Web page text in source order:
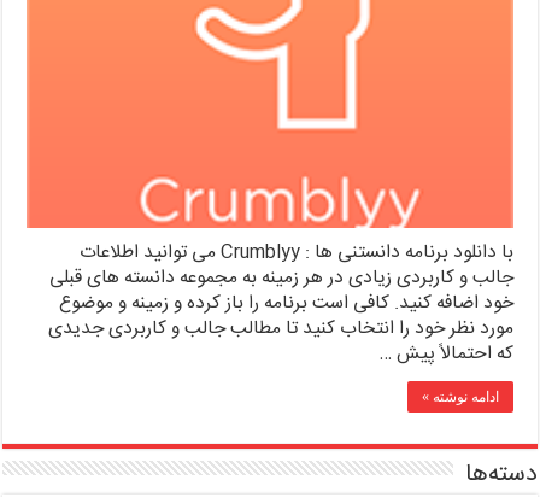
با دانلود برنامه دانستنی ها : Crumblyy می توانید اطلاعات
جالب و کاربردی زیادی در هر زمینه به مجموعه دانسته های قبلی
خود اضافه کنید. کافی است برنامه را باز کرده و زمینه و موضوع
مورد نظر خود را انتخاب کنید تا مطالب جالب و کاربردی جدیدی
که احتمالاً پیش …
ادامه نوشته »
دسته‌ها